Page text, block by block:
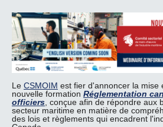
Le CSMOIM est fier d'annoncer la mise
nouvelle formation Réglementation
officiers , conçue afin de répondre aux
secteur maritime en matière de
des lois et règlements qui encadrent